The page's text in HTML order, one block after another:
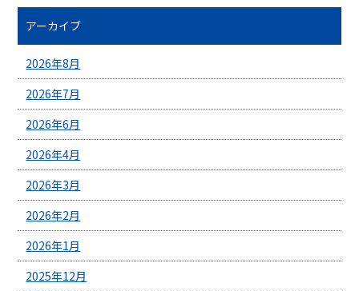
アーカイブ
2026年8月
2026年7月
2026年6月
2026年4月
2026年3月
2026年2月
2026年1月
2025年12月